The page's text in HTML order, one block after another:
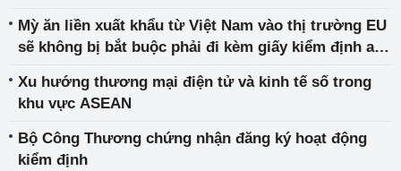
Mỳ ăn liền xuất khẩu từ Việt Nam vào thị trường EU
sẽ không bị bắt buộc phải đi kèm giấy kiểm định an
Xu hướng thương mại điện tử và kinh tế số trong
khu vực ASEAN
Bộ Công Thương chứng nhận đăng ký hoạt động
kiểm định